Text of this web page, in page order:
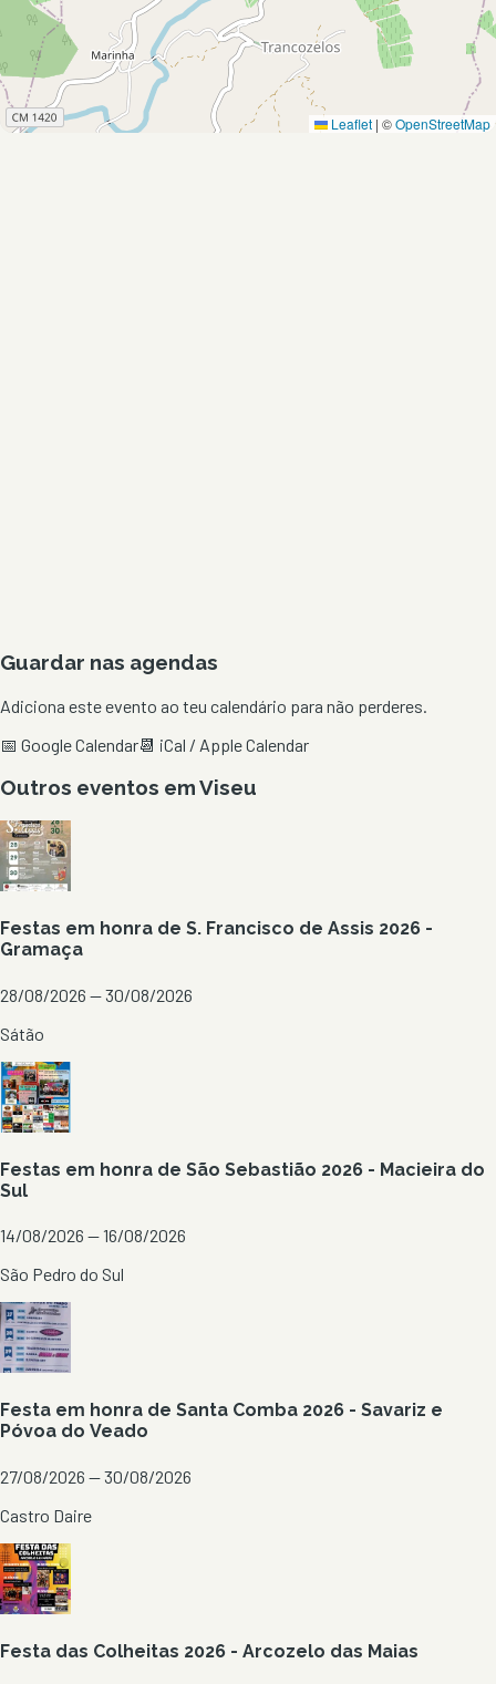
Leaflet | ©OpenStreetMap
Guardar nas agendas
Adiciona este evento ao teu calendário para não perderes.
📅 Google Calendar📆 iCal / Apple Calendar
Outros eventos emViseu
Festas em honra de S. Francisco de Assis 2026 -
Gramaça
28/08/2026 — 30/08/2026
Sátão
Festas em honra de São Sebastião 2026 - Macieira do
Sul
14/08/2026 — 16/08/2026
São Pedro do Sul
Festa em honra de Santa Comba 2026 - Savariz e
Póvoa do Veado
27/08/2026 — 30/08/2026
Castro Daire
Festa das Colheitas 2026 - Arcozelo das Maias